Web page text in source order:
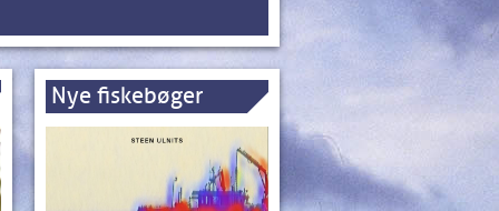
Nye fiskebøger